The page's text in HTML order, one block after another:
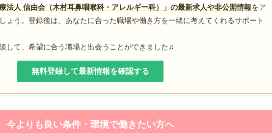
療法人 信由会（木村耳鼻咽喉科・アレルギー科）」の最新求人や非公開情報をア
ょう。登録後は、あなたに合った職場や働き方を一緒に考えてくれるサポート
して、希望に合う職場と出会うことができました♫
無料登録して最新情報を確認する
今よりも良い条件・環境で働きたい方へ